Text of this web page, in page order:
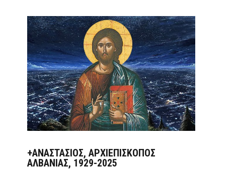
+ΑΝΑΣΤΆΣΙΟΣ, ΑΡΧΙΕΠΊΣΚΟΠΟΣ
ΑΛΒΑΝΊΑΣ, 1929-2025